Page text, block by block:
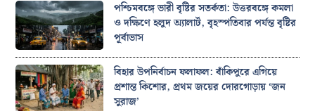
পশ্চিমবঙ্গে ভারী বৃষ্টির সতর্কতা: উত্তরবঙ্গে কমলা
ও দক্ষিণে হলুদ অ্যালার্ট, বৃহস্পতিবার পর্যন্ত বৃষ্টির
পূর্বাভাস
বিহার উপনির্বাচন ফলাফল: বাঁকিপুরে এগিয়ে
প্রশান্ত কিশোর, প্রথম জয়ের দোরগোড়ায় ‘জন
সুরাজ’